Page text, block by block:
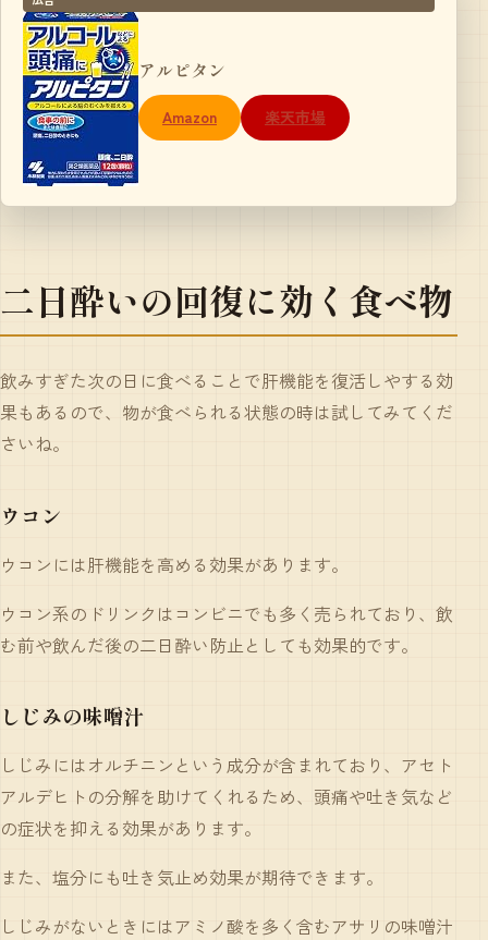
アルピタン
Amazon 楽天市場
二日酔いの回復に効く食べ物
飲みすぎた次の日に食べることで肝機能を復活しやする効
果もあるので、物が食べられる状態の時は試してみてくだ
さいね。
ウコン
ウコンには肝機能を高める効果があります。
ウコン系のドリンクはコンビニでも多く売られており、飲
む前や飲んだ後の二日酔い防止としても効果的です。
しじみの味噌汁
しじみにはオルチニンという成分が含まれており、アセト
アルデヒトの分解を助けてくれるため、頭痛や吐き気など
の症状を抑える効果があります。
また、塩分にも吐き気止め効果が期待できます。
しじみがないときにはアミノ酸を多く含むアサリの味噌汁